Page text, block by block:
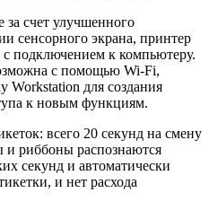
за счет улучшенного
сенсорного экрана, принтер
с подключением к компьютеру.
с помощью Wi-Fi,
для создания
к новым функциям.
всего 20 секунд на смену
и риббоны распознаются
секунд и автоматически
и нет расхода